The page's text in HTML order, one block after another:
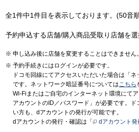
全1件中1件目を表示しております。(50音
予約申込する店舗/購入商品受取り店舗を選
申し込み後に店舗を変更することはできません。
予約手続きにはログインが必要です。
ドコモ回線にてアクセスいただいた場合は「
です。ネットワーク暗証番号についてはこちら
Wi-Fiまたはご自宅のインターネット環境にて
アカウントのID／パスワード」が必要です。
い方も、dアカウントの発行が可能です。
dアカウントの発行・確認は「
dアカウント発